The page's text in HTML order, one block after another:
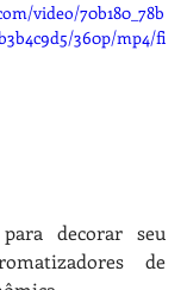
video/70b180_78b
360p/mp4/fi
decorar seu
de